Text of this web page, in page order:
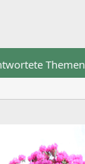
Themen